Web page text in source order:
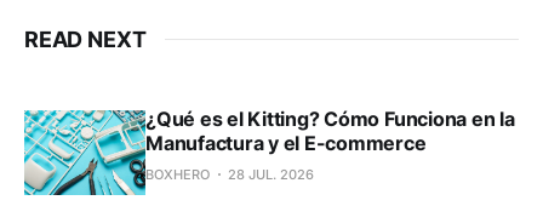
READ NEXT
¿Qué es el Kitting? Cómo Funciona en la
Manufactura y el E-commerce
BOXHERO 28 JUL. 2026